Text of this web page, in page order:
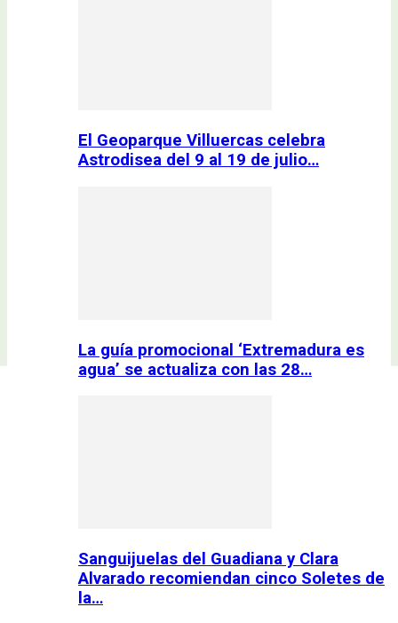
El Geoparque Villuercas celebra
Astrodisea del 9 al 19 de julio…
La guía promocional ‘Extremadura es
agua’ se actualiza con las 28…
Sanguijuelas del Guadiana y Clara
Alvarado recomiendan cinco Soletes de
la…